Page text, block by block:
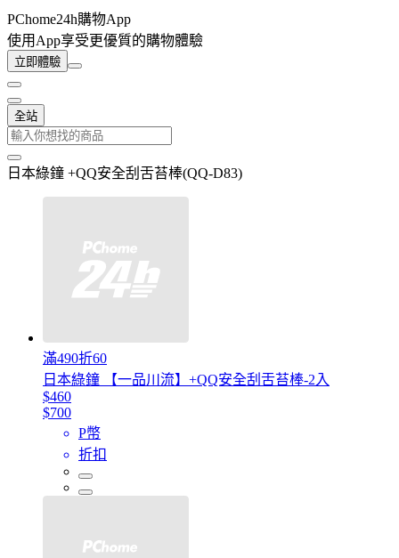
PChome24h購物App
使用App享受更優質的購物體驗
立即體驗
全站
日本綠鐘 +QQ安全刮舌苔棒(QQ-D83)
滿490折60
日本綠鐘 【一品川流】+QQ安全刮舌苔棒-2入
$460
$700
P幣
折扣